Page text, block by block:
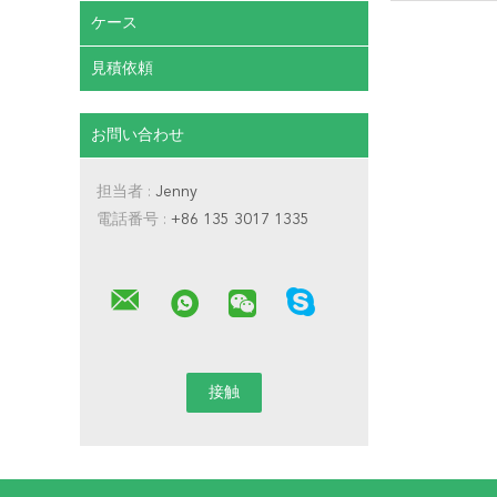
ケース
見積依頼
お問い合わせ
担当者 : Jenny
電話番号 : +86 135 3017 1335